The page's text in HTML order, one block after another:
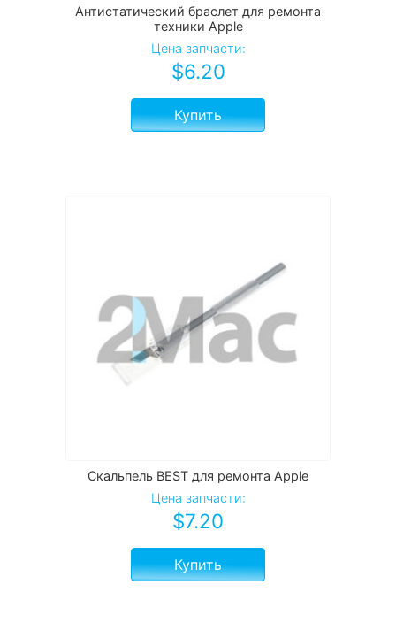
Антистатический браслет для ремонта
техники Apple
Цена запчасти:
$6.20
Купить
Скальпель BEST для ремонта Apple
Цена запчасти:
$7.20
Купить